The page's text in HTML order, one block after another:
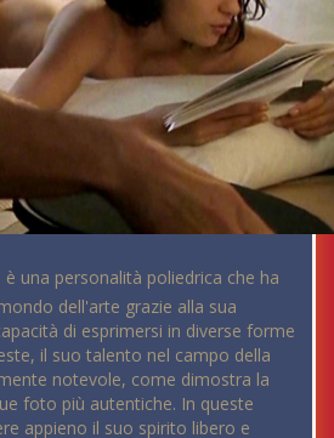
è una personalità poliedrica che ha
dell'arte grazie alla sua
di esprimersi in diverse forme
il suo talento nel campo della
notevole, come dimostra la
foto più autentiche. In queste
appieno il suo spirito libero e